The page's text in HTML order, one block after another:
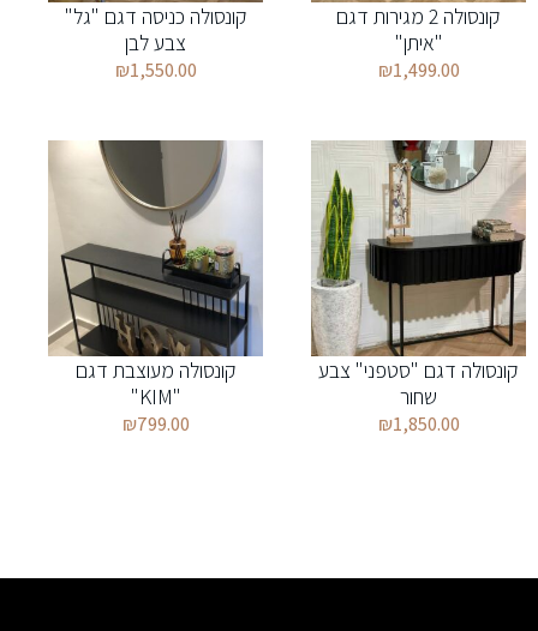
קונסולה 2 מגירות דגם
"איתן"
₪1,499.00
קונסולה כניסה דגם "גל"
צבע לבן
₪1,550.00
קונסולה דגם "סטפני" צבע
שחור
₪1,850.00
קונסולה מעוצבת דגם
"KIM"
₪799.00